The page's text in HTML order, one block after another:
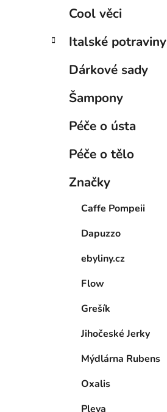
Cool věci
Italské potraviny
Dárkové sady
Šampony
Péče o ústa
Péče o tělo
Značky
Caffe Pompeii
Dapuzzo
ebyliny.cz
Flow
Grešík
Jihočeské Jerky
Mýdlárna Rubens
Oxalis
Pleva